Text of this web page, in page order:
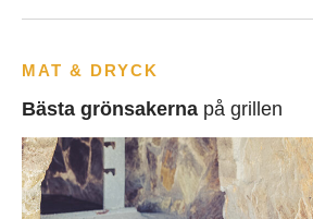
MAT & DRYCK
Bästa grönsakerna på grillen